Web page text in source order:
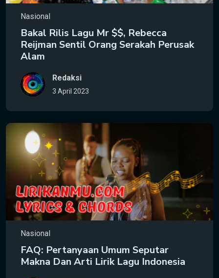
Nasional
Bakal Rilis Lagu Mr $$, Rebecca
Reijman Sentil Orang Serakah Perusak
Alam
Redaksi
3 April 2023
Nasional
FAQ: Pertanyaan Umum Seputar
Makna Dan Arti Lirik Lagu Indonesia